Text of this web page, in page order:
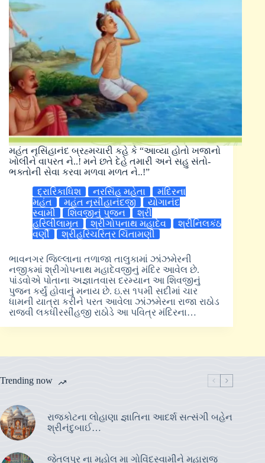
મહંત નૃસિંહાનંદ બ્રહ્મચારી કહે કે “આવ્યા હોતો ખજાનો
ખોલીને વાપરત ને..! મને છતે દેહે તમારી અને સહુ સંતો-
ભક્તોની સેવા કરવા મળવા મળત ને..!”
દ્રારિકાધિશ
નરસિંહ મહેતા
મંદિરના
મહંત
મહંત નૃસીંહાનંદજી
યોગાનંદ
સ્વામી
શિવજીનું પુજન
શ્રી
હરિલીલામૃત
શ્રીગોપનાથ મહાદેવ
શ્રીનિલકંઠ
વર્ણી
શ્રીહરિચરિત્ર ચિંતામણી
ભાવનગર જિલ્લાના તળાજા તાલુકામાં ઝાંઝમેરની
નજીકમાં શ્રીગોપનાથ મહાદેવજીનું મંદિર આવેલ છે.
પાંડવોએ પોતાના અજ્ઞાતવાસ દરમ્યાન આ શિવજીનું
પુજન કર્યું હોવાનું મનાય છે. ઇ.સ ૧૫મી સદીમાં ચાર
ધામની યાત્રા કરીને પરત આવેલા ઝાંઝમેરના રાજા રાઠોડ
રાજવી લકધીરસીંહજી રાઠોડે આ પવિત્ર મંદિરના…
Trending now
રાજકોટના લોહાણા જ્ઞાતિના આદર્શ સત્સંગી બહેન
શ્રીનંદુબાઈ…
જેતલપુર ના મહોલ મા ગોવિંદસ્વામીને મહારાજ